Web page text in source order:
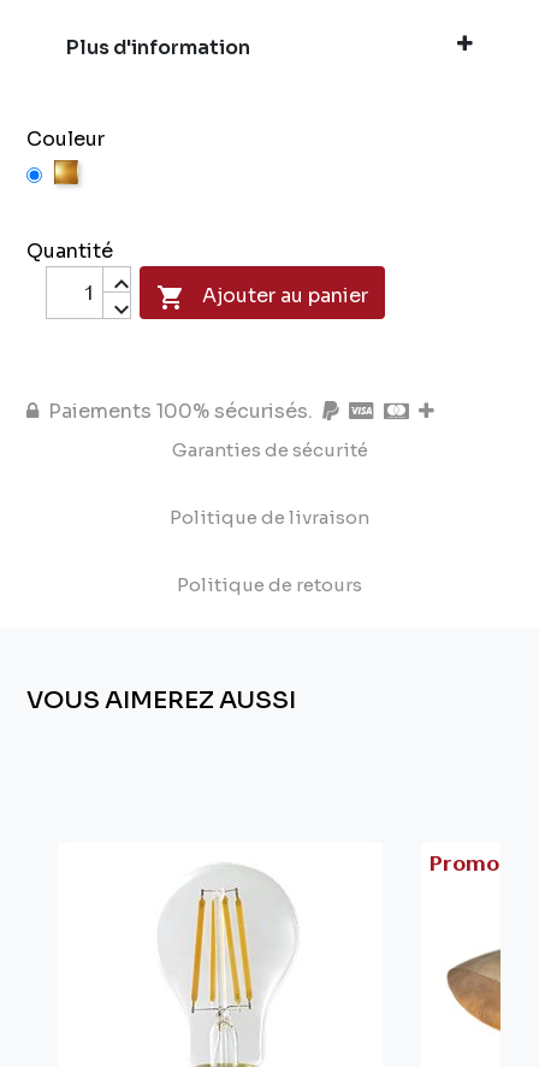
Plus d'information
Couleur
Or
Quantité
 Ajouter au panier
Paiements 100% sécurisés.
Garanties de sécurité
Politique de livraison
Politique de retours
VOUS AIMEREZ AUSSI
Promo